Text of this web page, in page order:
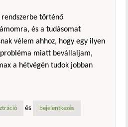
történő
és a tudásomat
vélem ahhoz, hogy egy ilyen
miatt bevállaljam,
a hétvégén tudok jobban
és bejelentkezés